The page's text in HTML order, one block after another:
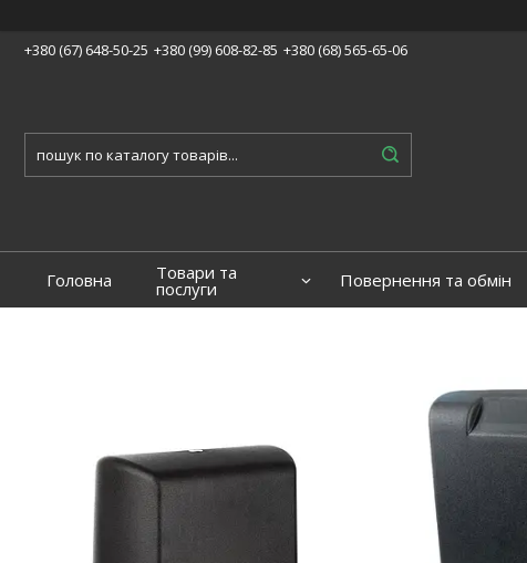
+380 (67) 648-50-25 +380 (99) 608-82-85 +380 (68) 565-65-06
Головна Товари та
послуги Повернення та обмін